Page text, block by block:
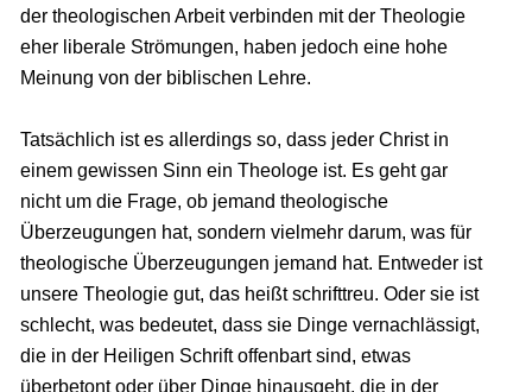
der theologischen Arbeit verbinden mit der Theologie
eher liberale Strömungen, haben jedoch eine hohe
Meinung von der biblischen Lehre.
Tatsächlich ist es allerdings so, dass jeder Christ in
einem gewissen Sinn ein Theologe ist. Es geht gar
nicht um die Frage, ob jemand theologische
Überzeugungen hat, sondern vielmehr darum, was für
theologische Überzeugungen jemand hat. Entweder ist
unsere Theologie gut, das heißt schrifttreu. Oder sie ist
schlecht, was bedeutet, dass sie Dinge vernachlässigt,
die in der Heiligen Schrift offenbart sind, etwas
überbetont oder über Dinge hinausgeht, die in der